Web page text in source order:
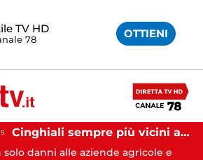
TV HD
78 OTTIENI
Cinghiali sempre più vicini all'uomo: nel Cilento una famigliola arriva fino alla spiaggia
solo danni alle aziende agricole e